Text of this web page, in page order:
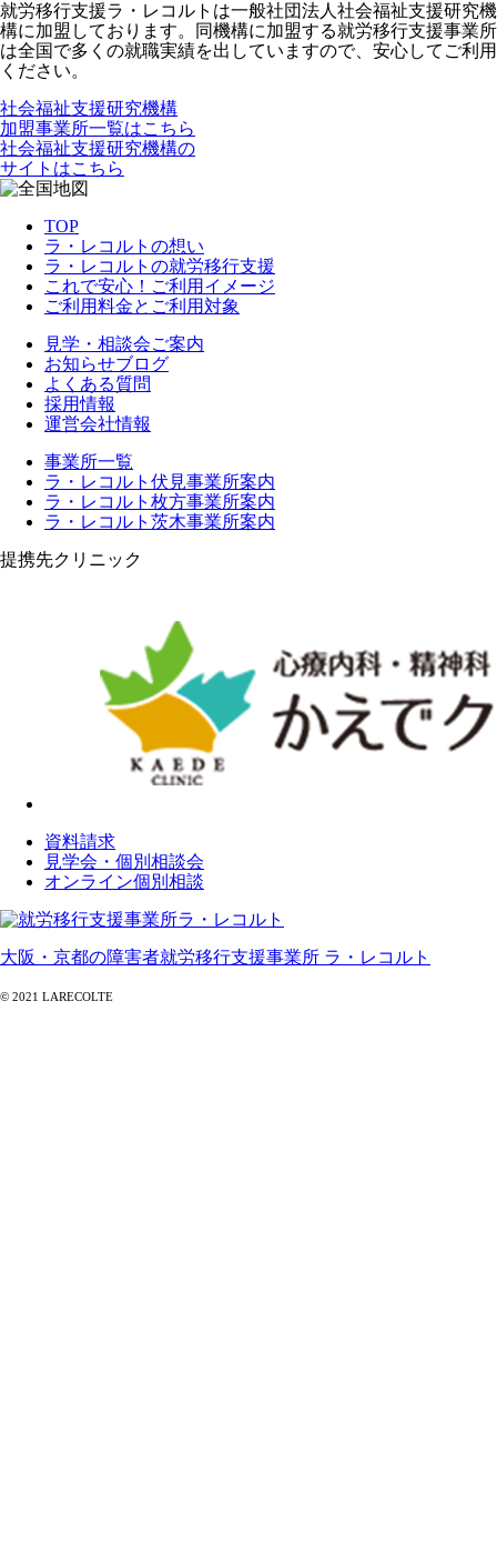
就労移行支援ラ・レコルトは一般社団法人社会福祉支援研究機
構に加盟しております。同機構に加盟する就労移行支援事業所
は全国で多くの就職実績を出していますので、安心してご利用
ください。
社会福祉支援研究機構
加盟事業所一覧はこちら
社会福祉支援研究機構の
サイトはこちら
TOP
ラ・レコルトの想い
ラ・レコルトの就労移行支援
これで安心！ご利用イメージ
ご利用料金とご利用対象
見学・相談会ご案内
お知らせブログ
よくある質問
採用情報
運営会社情報
事業所一覧
ラ・レコルト伏見事業所案内
ラ・レコルト枚方事業所案内
ラ・レコルト茨木事業所案内
提携先クリニック
資料請求
見学会・個別相談会
オンライン個別相談
大阪・京都の障害者就労移行支援事業所 ラ・レコルト
© 2021 LARECOLTE